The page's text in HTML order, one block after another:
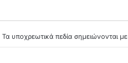
Τα υποχρεωτικά πεδία σημειώνονται με